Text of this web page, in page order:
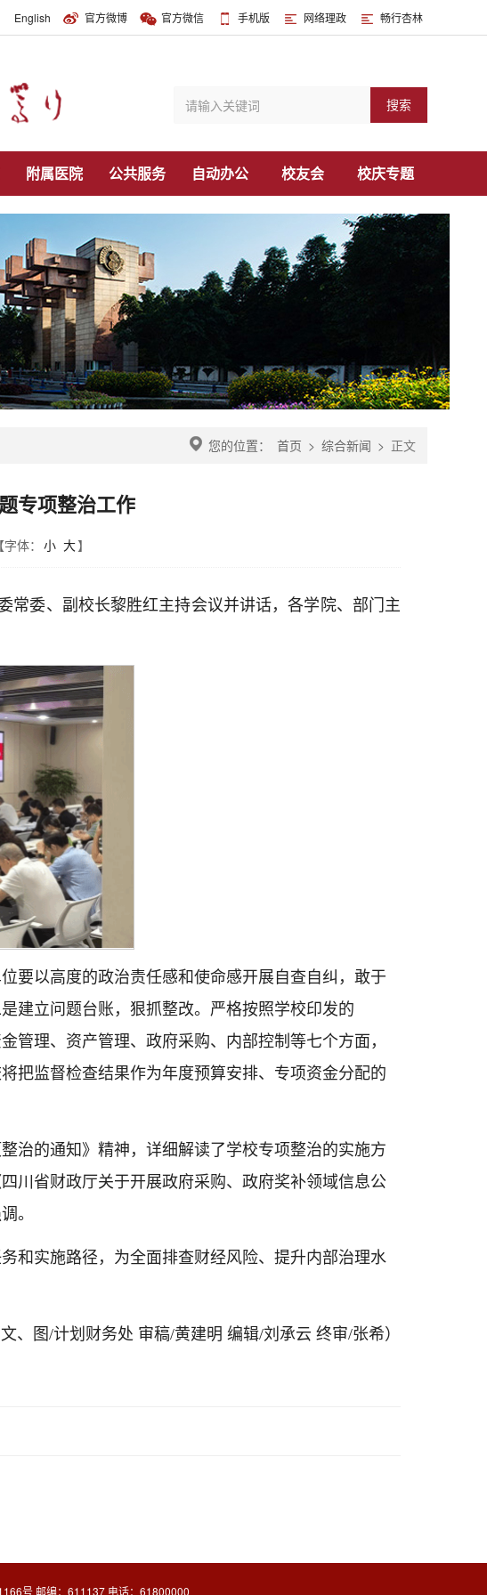
English 官方微博 官方微信 手机版 网络理政 畅行杏林
搜索
附属医院 公共服务 自动办公 校友会 校庆专题
您的位置： 首页 > 综合新闻 > 正文
专项整治工作
【字体： 小 大】
常委、副校长黎胜红主持会议并讲话，各学院、部门主
要以高度的政治责任感和使命感开展自查自纠，敢于
建立问题台账，狠抓整改。严格按照学校印发的
管理、资产管理、政府采购、内部控制等七个方面，
把监督检查结果作为年度预算安排、专项资金分配的
治的通知》精神，详细解读了学校专项整治的实施方
川省财政厅关于开展政府采购、政府奖补领域信息公
。
和实施路径，为全面排查财经风险、提升内部治理水
文、图/计划财务处 审稿/黄建明 编辑/刘承云 终审/张希）
号 邮编：611137 电话：61800000